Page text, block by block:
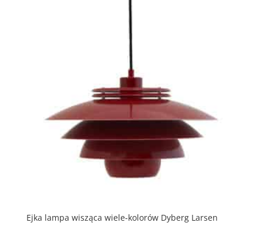
Ejka lampa wisząca wiele-kolorów Dyberg Larsen